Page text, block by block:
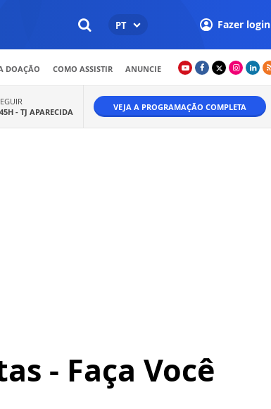
PT Fazer login
DOAÇÃO COMO ASSISTIR ANUNCIE
-TJ APARECIDA VEJA A PROGRAMAÇÃO COMPLETA
- Faça Você